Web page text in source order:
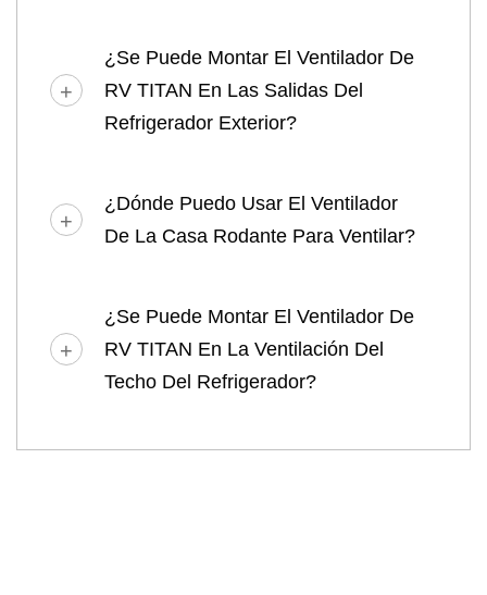
¿Se Puede Montar El Ventilador De
RV TITAN En Las Salidas Del
Refrigerador Exterior?
¿Dónde Puedo Usar El Ventilador
De La Casa Rodante Para Ventilar?
¿Se Puede Montar El Ventilador De
RV TITAN En La Ventilación Del
Techo Del Refrigerador?